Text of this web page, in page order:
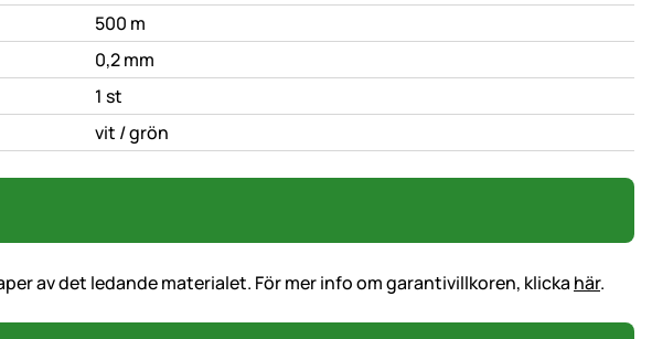
500 m
0,2 mm
1 st
vit /eller
grön
av det ledande materialet. För mer info om garantivillkoren, klicka här.